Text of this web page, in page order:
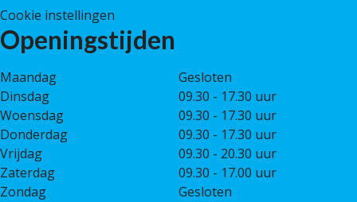
Cookie instellingen
Openingstijden
Maandag
Gesloten
Dinsdag
09.30 - 17.30 uur
Woensdag
09.30 - 17.30 uur
Donderdag
09.30 - 17.30 uur
Vrijdag
09.30 - 20.30 uur
Zaterdag
09.30 - 17.00 uur
Zondag
Gesloten